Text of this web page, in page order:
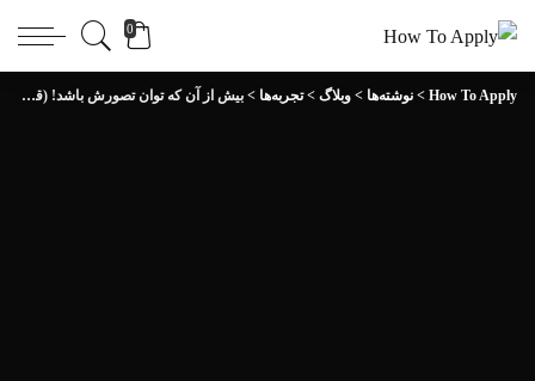
0
How To Apply
> نوشته‌ها > وبلاگ >تجربه‌ها > بیش از آن که توان تصورش باشد! (قسمت صفر)